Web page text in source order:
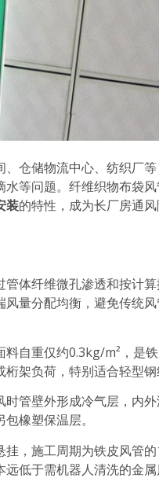
仓储物流中心、纺织厂
等问题。纤维织物布袋
装的特性，成为长厂房通
管体纤维微孔渗透和按计
量分配均衡，避免传统
料自重仅约0.3kg/m²，是
架负荷，特别适合轻型钢
时管壁外形成冷气层，内
橡塑保温层。
挂，施工周期为铁皮风管
低于需机器人清洗的金属